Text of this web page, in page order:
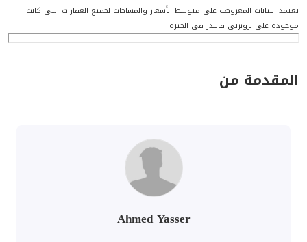
تعتمد البيانات المعروضة على متوسط الأسعار والمساحات لجميع العقارات التي كانت
موجودة على بروبرتي فايندر في الجيزة
المقدمة من
Ahmed Yasser